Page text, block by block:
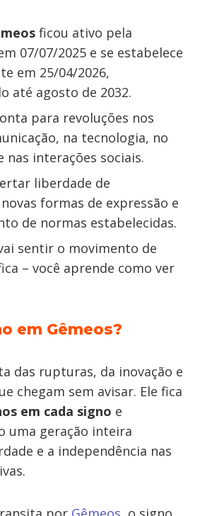
ficou ativo pela
07/07/2025 e se estabelece
em 25/04/2026,
até agosto de 2032.
para revoluções nos
na tecnologia, no
nas interações sociais.
liberdade de
formas de expressão e
de normas estabelecidas.
sentir o movimento de
– você aprende como ver
em Gêmeos?
das rupturas, da inovação e
chegam sem avisar. Ele fica
em cada signo e
uma geração inteira
e a independência nas